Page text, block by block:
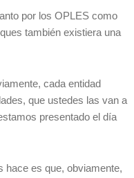
por los OPLES como
también existiera una
cada entidad
que ustedes las van a
presentado el día
hace es que, obviamente,